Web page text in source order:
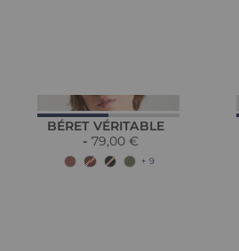
BÉRET VÉRITABLE
79,00 €
+ 9